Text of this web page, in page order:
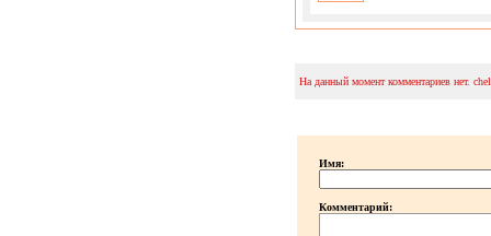
На данный момент комментариев нет.
Имя:
Комментарий: